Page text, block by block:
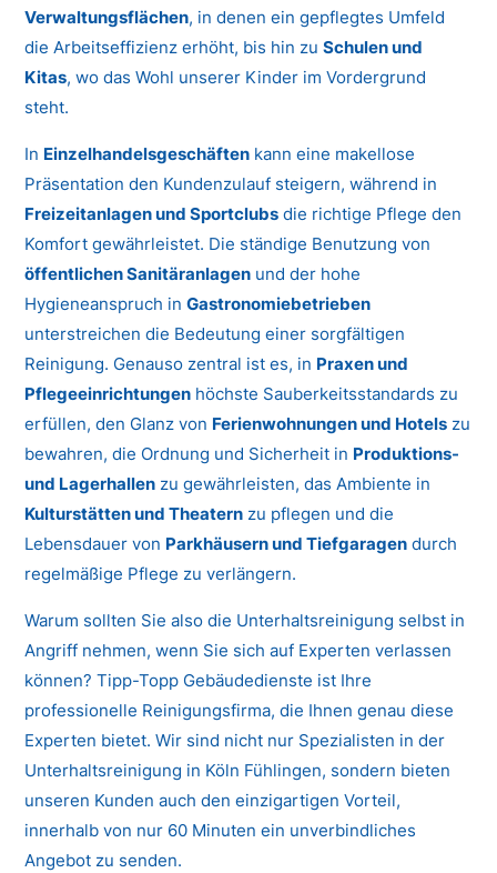
Verwaltungsflächen, in denen ein gepflegtes Umfeld
die Arbeitseffizienz erhöht, bis hin zuSchulen und
Kitas, wo das Wohl unserer Kinder im Vordergrund
steht.
In Einzelhandelsgeschäften kann eine makellose
Präsentation den Kundenzulauf steigern, während in
Freizeitanlagen und Sportclubs die richtige Pflege den
Komfort gewährleistet. Die ständige Benutzung von
öffentlichen Sanitäranlagen und der hohe
Hygieneanspruch inGastronomiebetrieben
unterstreichen die Bedeutung einer sorgfältigen
Reinigung. Genauso zentral ist es, in Praxen und
Pflegeeinrichtungen höchste Sauberkeitsstandards zu
erfüllen, den Glanz von Ferienwohnungen und Hotels zu
bewahren, die Ordnung und Sicherheit in Produktions-
und Lagerhallen zu gewährleisten, das Ambiente in
Kulturstätten und Theatern zu pflegen und die
Lebensdauer von Parkhäusern und Tiefgaragen durch
regelmäßige Pflege zu verlängern.
Warum sollten Sie also die Unterhaltsreinigung selbst in
Angriff nehmen, wenn Sie sich auf Experten verlassen
können? Tipp-Topp Gebäudedienste ist Ihre
professionelle Reinigungsfirma, die Ihnen genau diese
Experten bietet. Wir sind nicht nur Spezialisten in der
Unterhaltsreinigung in Köln Fühlingen, sondern bieten
unseren Kunden auch den einzigartigen Vorteil,
innerhalb von nur 60 Minuten ein unverbindliches
Angebot zu senden.